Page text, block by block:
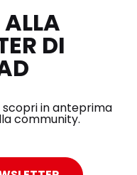
DI
scopri in anteprima
community.